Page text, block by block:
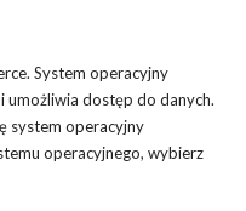
System operacyjny
umożliwia dostęp do danych.
system operacyjny
operacyjnego, wybierz